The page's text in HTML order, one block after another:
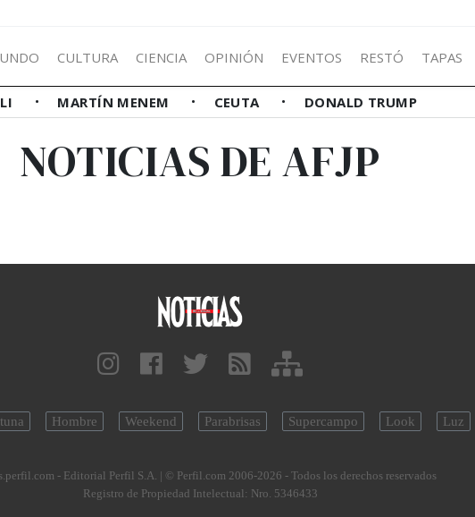
CULTURA CIENCIA OPINIÓN EVENTOS RESTÓ TAPAS
MARTÍN MENEM CEUTA DONALD TRUMP
NOTICIAS DE AFJP
Hombre Weekend Parabrisas Supercampo Look Luz
- Editorial Perfil S.A. | © Perfil.com 2006-2026 - Todos los derechos reservados
Registro de Propiedad Intelectual: Nro. 5346433